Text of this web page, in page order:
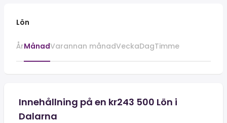
Lön
ÅrMånadVarannan månadVeckaDagTimme
Innehållning på en kr243 500 Lön i
Dalarna